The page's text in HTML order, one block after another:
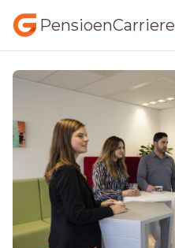
PensioenCarriere